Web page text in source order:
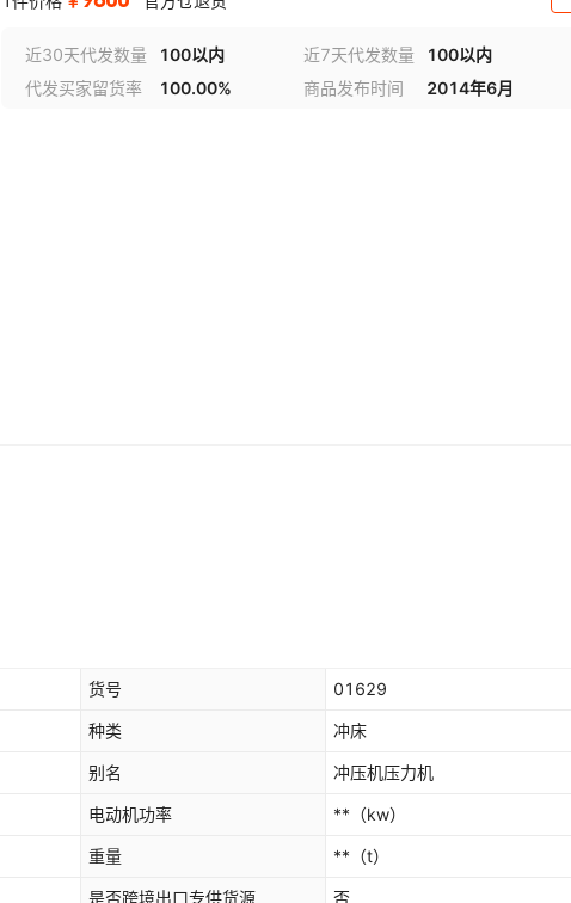
近30天代发数量 100以内 近7天代发数量 100以内
代发买家留货率
100.00% 商品发布时间 2014年6月
货号 01629
种类 冲床
别名 冲压机压力机
电动机功率 ** （kw）
重量 ** （t）
是否跨境出口专供货源 否